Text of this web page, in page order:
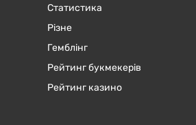
Статистика
Різне
Гемблінг
Рейтинг букмекерів
Рейтинг казино